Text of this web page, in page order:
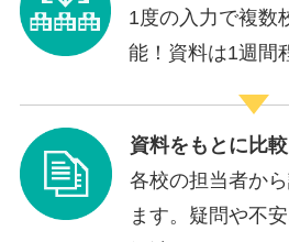
1度の入力で複数
能！資料は1週間
資料をもとに比較
各校の担当者か
ます。疑問や不